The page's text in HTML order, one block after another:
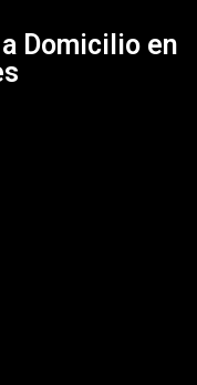
Domicilio en